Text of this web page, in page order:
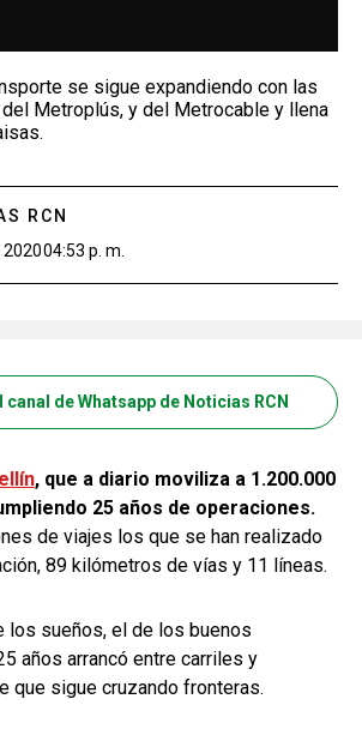
se sigue expandiendo con las
del Metroplús, y del Metrocable y llena
RCN
202004:53 p. m.
canal de Whatsapp de Noticias RCN
, que a diario moviliza a 1.200.000
25 años de operaciones.
de viajes los que se han realizado
89 kilómetros de vías y 11 líneas.
los sueños, el de los buenos
años arrancó entre carriles y
que sigue cruzando fronteras.